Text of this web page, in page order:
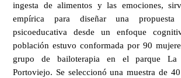
ingesta de alimentos y las emociones,
empírica para diseñar una propuesta
psicoeducativa desde un enfoque
población estuvo conformada por 90
grupo de bailoterapia en el parque La
Portoviejo. Se seleccionó una muestra de